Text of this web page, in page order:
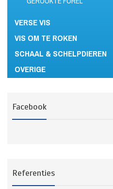
VERSE VIS
VIS OM TE ROKEN
SCHAAL & SCHELPDIEREN
OVERIGE
Facebook
Referenties